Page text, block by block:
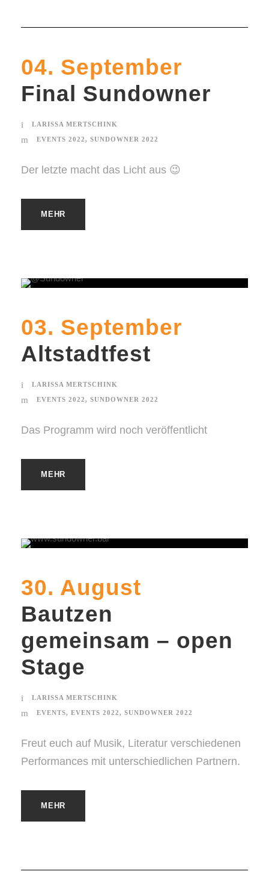
04. September
Final Sundowner
LARISSA MERTSCHINK
EVENTS 2022, SUNDOWNER 2022
Der letzte macht das Licht aus 😉
MEHR
03. September
Altstadtfest
LARISSA MERTSCHINK
EVENTS 2022, SUNDOWNER 2022
Das Programm wird noch veröffentlicht
MEHR
30. August
Bautzen
gemeinsam – open
Stage
LARISSA MERTSCHINK
EVENTS, EVENTS 2022, SUNDOWNER 2022
Freut euch auf Musik, Literatur verschiedenen
Performances mit unterschiedlichen Partnern.
MEHR